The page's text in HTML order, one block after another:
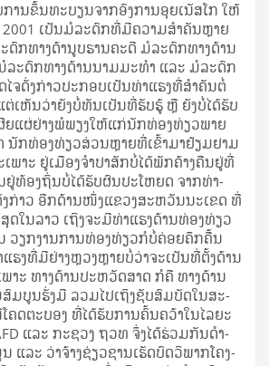
ການ​ຂຶ້ນ​ທະ­ບຽນ​ຈາກ​ອົງ­ການ​ອຸຍ​ເນັສ​ໂກ ໃຫ້​
ເປັນ​ມໍ­ລະ­ດົກ​ທີ່​ມີ​ຄວາມ​ສຳ­ຄັນ​ຫຼາຍ​
ດົກ​ທາງ​ດ້າ​ນູບ​ຮານ​ຄະ­ດີ ມໍ­ລະ­ດົກ​ທາງ​ດ້ານ​
ລະ­ດົກ​ທາງ​ດ້ານ​ນາມ​ມະ​ທຳ ແລະ ມໍ­ລະ­ດົກ​
ຈ​ດັ່ງ­ກ່າວ​ປະ­ກອບ​ເປັນ​ທ່າ­ແຮງ​ທີ່​ສຳ­ຄັນ​ຕໍ່​
ຕ່​ເຫັນ​ວ່າ​ຍັງ​ບໍ່​ທັນ​ເປັນ​ທີ່​ຮັບ​ຮູ້ ຫຼື ຍັງ​ບໍ່​ໄດ້​ຮັບ​
ຍ­ແຜ່​ຢ່າງ​ພໍ​ພຽງ​ໃຫ້​ແກ່​ນັກ​ທ່ອງ​ທ່ຽວ​ພາຍ​
ນັກ​ທ່ອງ​ທ່ຽວ​ສ່ວນ​ຫຼາຍ​ທີ່​ເຂົ້າ​ມາ​ຢ້ຽມ­ຢາມ​
ພາະ ຢູ່​ເມືອງ​ຈຳ­ປາ​ສັກ​ບໍ່​ໄດ້​ພັກ​ຄ້າງ​ຄືນ​ຢູ່​ທີ່​
ຢູ່​ທ້ອງ­ຖິ່ນ​ບໍ່​ໄດ້​ຮັບ​ຜົນ​ປະ­ໂຫຍດ ຈາກ​ທ່າ­
ກ່າວ ອີກ​ດ້ານ​ໜຶ່ງ​ແຂວງ​ສະ­ຫວັນ​ນະ​ເຂດ ທີ່​
ໃນ​ລາວ ເຖິງ​ຈະ​ມີ​ທ່າ­ແຮງ​ດ້ານ​ທ່ອງ​ທ່ຽວ​
ວຽກ​ງານ​ການ­ທ່ອງ­ທ່ຽວ​ກໍ​ບໍ່​ຄ່ອຍ​ຄຶກ­ຄື້ນ​
ຮງ​ທີ່​ມີ​ຢ່າງ​ຫຼວງ­ຫຼາຍ​ບໍ່​ວ່າ​ຈະ​ເປັນ​ທີ່​ຕັ້ງ​ດ້ານ​
າະ ທາງ​ດ້ານ​ປະ­ຫວັດ­ສາດ ກໍ​ຄື ທາງ​ດ້ານ​
ມ­ບູນ​ຮັ່ງ­ມີ ລວມ​ໄປ​ເຖິງ​ຊັບ​ສົມ­ບັດ​ໃນ​ສະ­
ຄດ​ຕະ­ບອງ ທີ່​ໄດ້​ຮັບ​ການ​ຄົ້ນ­ຄວ້າ​ໃນ​ໄລ­ຍະ​
ແລະ ກະ­ຊວງ ຖວ​ທ ຈຶ່ງ​ໄດ້​ຮ່ວມ​ກັນ​ດຳ­
ແລະ ວ່າ​ຈ້າງ​ຊ່ຽວ­ຊານ​ເຮັດ​ບົດ​ວິ­ພາກ​ໂຄງ­